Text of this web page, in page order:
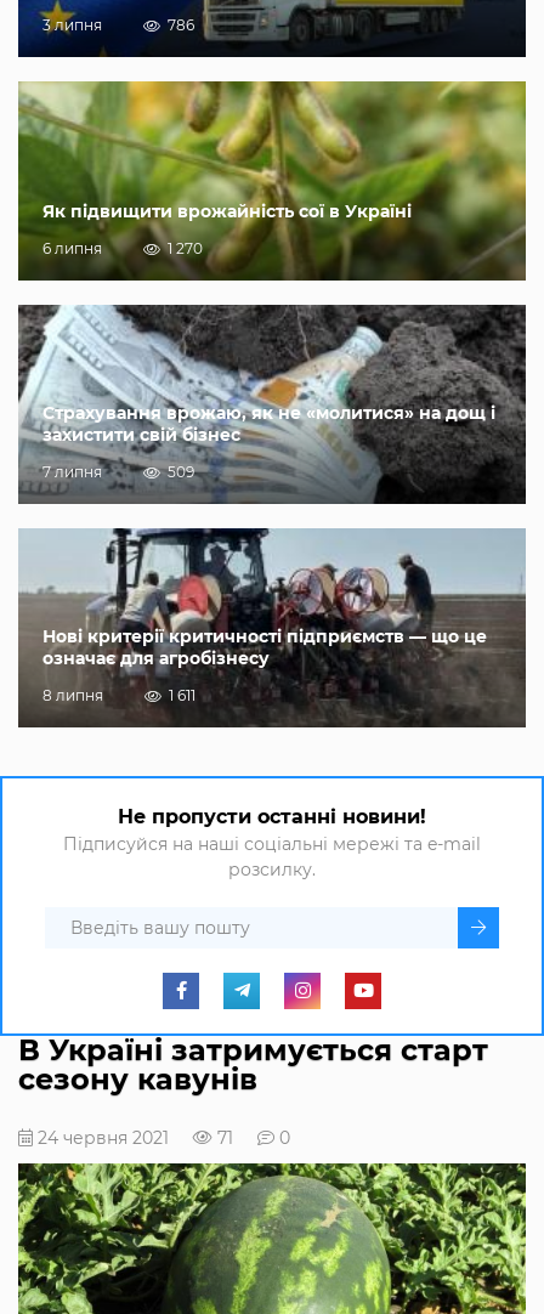
3 липня 786
Як підвищити врожайність сої в Україні
6 липня 1 270
Страхування врожаю, як не «молитися» на дощ і
захистити свій бізнес
7 липня 509
Нові критерії критичності підприємств — що це
означає для агробізнесу
8 липня 1 611
Не пропусти останні новини!
Підписуйся на наші соціальні мережі та e-mail
розсилку.
В Україні затримується старт
сезону кавунів
24 червня 2021 71 0